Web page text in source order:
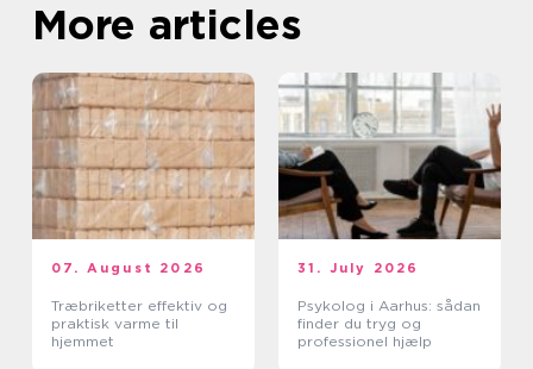
More articles
07. August 2026
Træbriketter effektiv og
praktisk varme til
hjemmet
31. July 2026
Psykolog i Aarhus: sådan
finder du tryg og
professionel hjælp